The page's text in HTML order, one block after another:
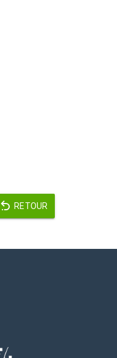
RETOUR